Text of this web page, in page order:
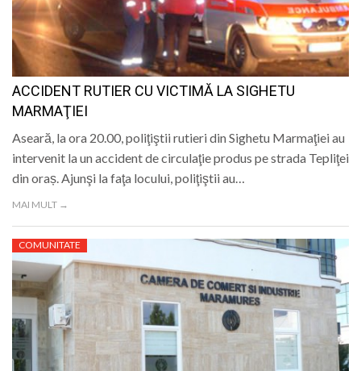
ACCIDENT RUTIER CU VICTIMĂ LA SIGHETU
MARMAŢIEI
Aseară, la ora 20.00, poliţiştii rutieri din Sighetu Marmaţiei au
intervenit la un accident de circulaţie produs pe strada Tepliţei
din oraș. Ajunşi la faţa locului, poliţiştii au…
MAI MULT →
COMUNITATE